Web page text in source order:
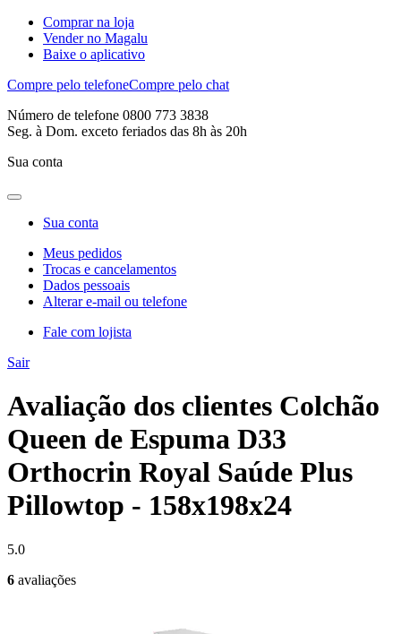
Comprar na loja
Vender no Magalu
Baixe o aplicativo
Compre pelo telefoneCompre pelo chat
Número de telefone 0800 773 3838
Seg. à Dom. exceto feriados das 8h às 20h
Sua conta
Sua conta
Meus pedidos
Trocas e cancelamentos
Dados pessoais
Alterar e-mail ou telefone
Fale com lojista
Sair
Avaliação dos clientes Colchão
Queen de Espuma D33
Orthocrin Royal Saúde Plus
Pillowtop - 158x198x24
5.0
6 avaliações